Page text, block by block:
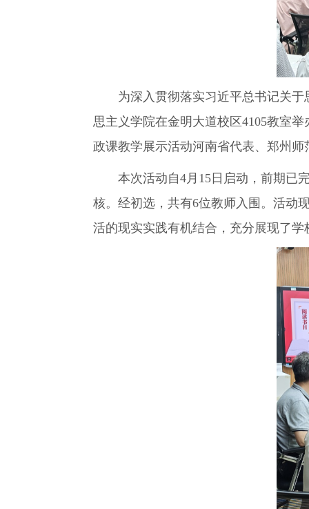
为深入贯彻落实习近平总书记关于
思主义学院在金明大道校区4105教室
政课教学展示活动河南省代表、郑州
本次活动自4月15日启动，前期已完
核。经初选，共有6位教师入围。活动
活的现实实践有机结合，充分展现了